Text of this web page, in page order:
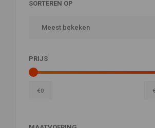
SORTEREN OP
Meest bekeken
PRIJS
€0 €